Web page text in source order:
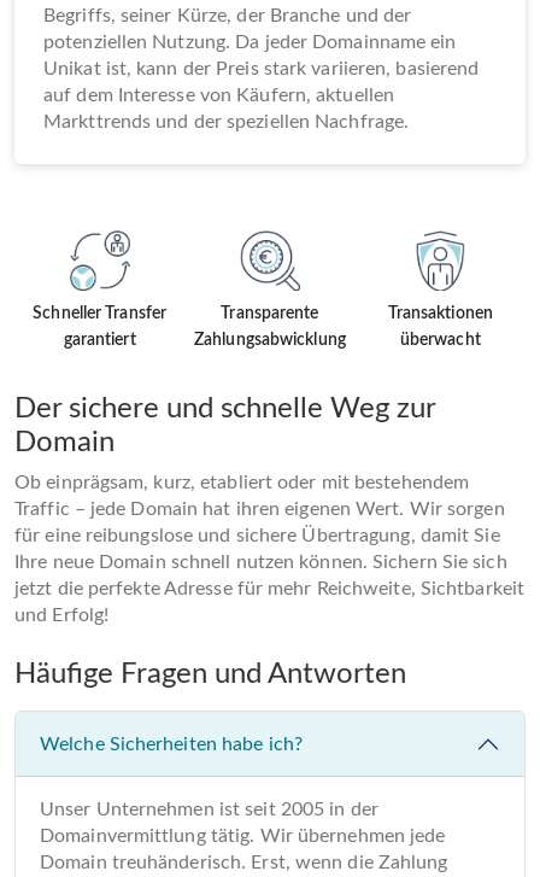
Schneller Transfer
garantiert
Transparente
Zahlungsabwicklung
Transaktionen
überwacht
Der sichere und schnelle Weg zur
Domain
Ob einprägsam, kurz, etabliert oder mit bestehendem
Traffic – jede Domain hat ihren eigenen Wert. Wir sorgen
für eine reibungslose und sichere Übertragung, damit Sie
Ihre neue Domain schnell nutzen können. Sichern Sie sich
jetzt die perfekte Adresse für mehr Reichweite, Sichtbarkeit
und Erfolg!
Begriffs, seiner Kürze, der Branche und der
potenziellen Nutzung. Da jeder Domainname ein
Unikat ist, kann der Preis stark variieren, basierend
auf dem Interesse von Käufern, aktuellen
Markttrends und der speziellen Nachfrage.
Häufige Fragen und Antworten
Welche Sicherheiten habe ich?
Unser Unternehmen ist seit 2005 in der
Domainvermittlung tätig. Wir übernehmen jede
Domain treuhänderisch. Erst, wenn die Zahlung